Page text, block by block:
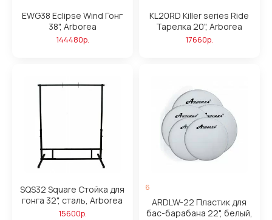
EWG38 Eclipse Wind Гонг
38", Arborea
144480р.
KL20RD Killer series Ride
Тарелка 20", Arborea
17660р.
SQS32 Square Стойка для
гонга 32", сталь, Arborea
15600р.
6
ARDLW-22 Пластик для
бас-барабана 22", белый,